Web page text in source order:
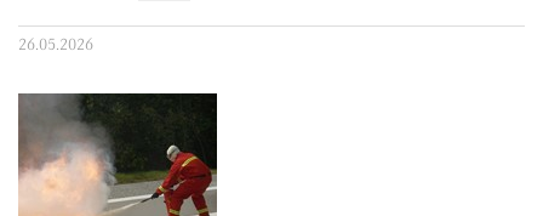
26.05.2026